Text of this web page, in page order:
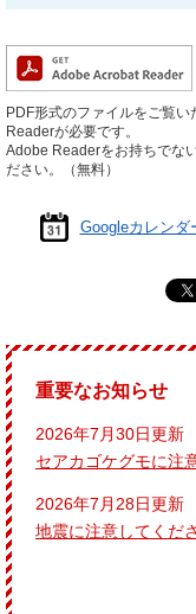
PDF形式のファイルをご覧
Readerが必要です。
Adobe Readerをお持ちでな
ださい。（無料）
Googleカレンダ
重要なお知らせ
2026年7月30日更新
セアカゴケグモに注
2026年7月28日更新
地震に注意してくだ